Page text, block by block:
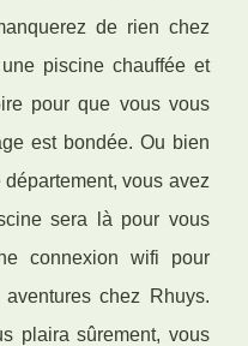
de rien chez
une piscine chauffée et
pour que vous vous
est bondée. Ou bien
vous avez
sera là pour vous
connexion wifi pour
chez Rhuys.
plaira sûrement, vous